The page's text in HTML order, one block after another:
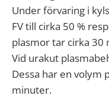
Under förvaring i
FV till cirka 50 %
plasmor tar cirka 30
Vid urakut
Dessa har en volym
minuter.